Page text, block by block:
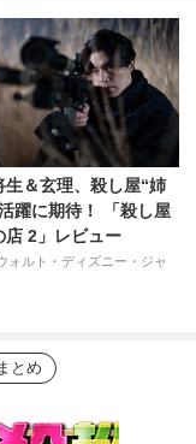
生＆玄理、殺し屋“姉
躍に期待！ 「殺し屋
店 2」レビュー
ォルト・ディズニー・ジャ
とめ